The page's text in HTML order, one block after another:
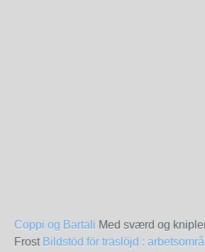
Coppi og Bartali Med sværd og
Frost Bildstöd för träslöjd :